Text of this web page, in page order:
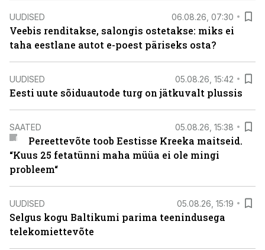
UUDISED 06.08.26, 07:30
Veebis renditakse, salongis ostetakse: miks ei
taha eestlane autot e-poest päriseks osta?
UUDISED 05.08.26, 15:42
Eesti uute sõiduautode turg on jätkuvalt plussis
SAATED 05.08.26, 15:38
Pereettevõte toob Eestisse Kreeka maitseid.
“Kuus 25 fetatünni maha müüa ei ole mingi
probleem“
UUDISED 05.08.26, 15:19
Selgus kogu Baltikumi parima teenindusega
telekomiettevõte